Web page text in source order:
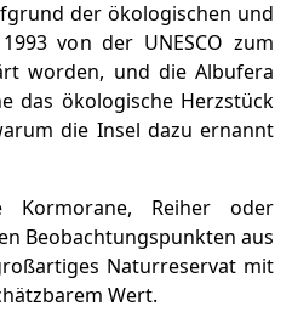
der ökologischen und
von der UNESCO zum
worden, und die Albufera
das ökologische Herzstück
die Insel dazu ernannt
Reiher oder
Beobachtungspunkten aus
Naturreservat mit
Wert.